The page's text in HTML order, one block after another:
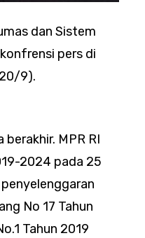
dan Sistem
pers di
9).
MPR RI
2024 pada 25
No 17 Tahun
Tahun 2019